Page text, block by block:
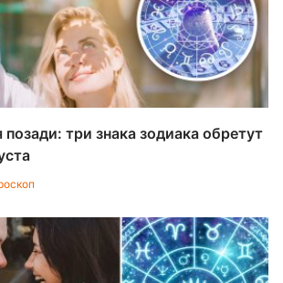
позади: три знака зодиака обретут